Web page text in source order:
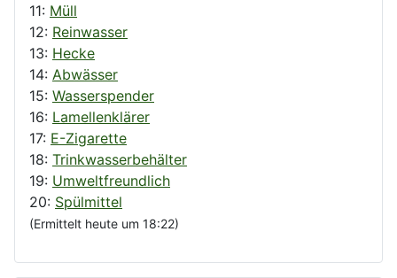
11: Müll
12: Reinwasser
13: Hecke
14: Abwässer
15: Wasserspender
16: Lamellenklärer
17: E-Zigarette
18: Trinkwasserbehälter
19: Umweltfreundlich
20: Spülmittel
(Ermittelt heute um 18:22)